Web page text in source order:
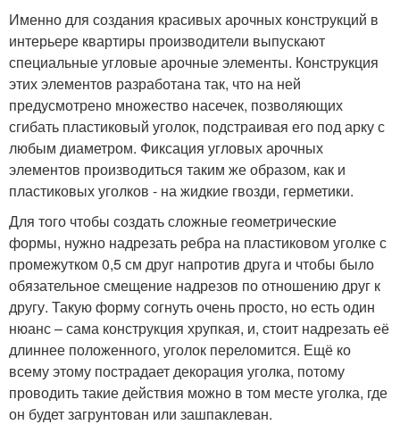
Именно для создания красивых арочных конструкций в
интерьере квартиры производители выпускают
специальные угловые арочные элементы. Конструкция
этих элементов разработана так, что на ней
предусмотрено множество насечек, позволяющих
сгибать пластиковый уголок, подстраивая его под арку с
любым диаметром. Фиксация угловых арочных
элементов производиться таким же образом, как и
пластиковых уголков - на жидкие гвозди, герметики.
Для того чтобы создать сложные геометрические
формы, нужно надрезать ребра на пластиковом уголке с
промежутком 0,5 см друг напротив друга и чтобы было
обязательное смещение надрезов по отношению друг к
другу. Такую форму согнуть очень просто, но есть один
нюанс – сама конструкция хрупкая, и, стоит надрезать её
длиннее положенного, уголок переломится. Ещё ко
всему этому пострадает декорация уголка, потому
проводить такие действия можно в том месте уголка, где
он будет загрунтован или зашпаклеван.